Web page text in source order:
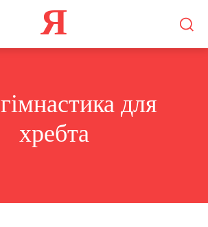
Я
гімнастика для
хребта